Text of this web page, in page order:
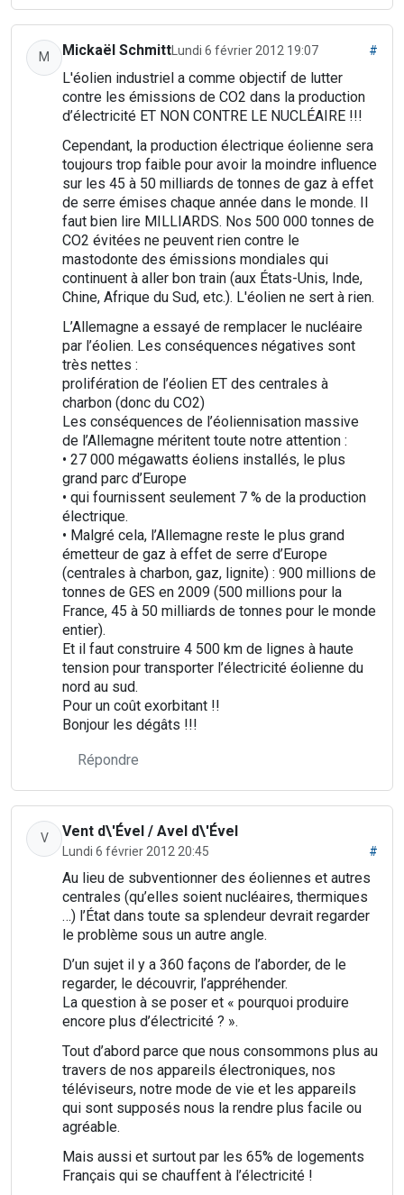
M Mickaël Schmitt Lundi 6 février 2012 19:07 #
L'éolien industriel a comme objectif de lutter
contre les émissions de CO2 dans la production
d’électricité ET NON CONTRE LE NUCLÉAIRE !!!
Cependant, la production électrique éolienne sera
toujours trop faible pour avoir la moindre influence
sur les 45 à 50 milliards de tonnes de gaz à effet
de serre émises chaque année dans le monde. Il
faut bien lire MILLIARDS. Nos 500 000 tonnes de
CO2 évitées ne peuvent rien contre le
mastodonte des émissions mondiales qui
continuent à aller bon train (aux États-Unis, Inde,
Chine, Afrique du Sud, etc.). L'éolien ne sert à rien.
L’Allemagne a essayé de remplacer le nucléaire
par l’éolien. Les conséquences négatives sont
très nettes :
prolifération de l’éolien ET des centrales à
charbon (donc du CO2)
Les conséquences de l’éoliennisation massive
de l’Allemagne méritent toute notre attention :
• 27 000 mégawatts éoliens installés, le plus
grand parc d’Europe
• qui fournissent seulement 7 % de la production
électrique.
• Malgré cela, l’Allemagne reste le plus grand
émetteur de gaz à effet de serre d’Europe
(centrales à charbon, gaz, lignite) : 900 millions de
tonnes de GES en 2009 (500 millions pour la
France, 45 à 50 milliards de tonnes pour le monde
entier).
Et il faut construire 4 500 km de lignes à haute
tension pour transporter l’électricité éolienne du
nord au sud.
Pour un coût exorbitant !!
Bonjour les dégâts !!!
Répondre
V Vent d\'Ével / Avel d\'Ével
Lundi 6 février 2012 20:45 #
Au lieu de subventionner des éoliennes et autres
centrales (qu’elles soient nucléaires, thermiques
…) l’État dans toute sa splendeur devrait regarder
le problème sous un autre angle.
D’un sujet il y a 360 façons de l’aborder, de le
regarder, le découvrir, l’appréhender.
La question à se poser et « pourquoi produire
encore plus d’électricité ? ».
Tout d’abord parce que nous consommons plus au
travers de nos appareils électroniques, nos
téléviseurs, notre mode de vie et les appareils
qui sont supposés nous la rendre plus facile ou
agréable.
Mais aussi et surtout par les 65% de logements
Français qui se chauffent à l’électricité !